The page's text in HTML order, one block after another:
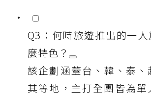
Q3：何時旅遊推出的一
麼特色？
該企劃涵蓋台、韓、泰
其等地，主打全團皆為